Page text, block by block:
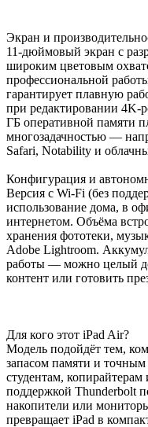
Экран и
11-дюймовый экран с
широким цветовым
профессиональной
гарантирует плавную
при редактировании 4K-
ГБ оперативной памяти
многозадачностью —
Safari, Notability и
Конфигурация и
Версия с Wi-Fi (без
использование дома, в
интернетом. Объёма
хранения фототеки,
Adobe Lightroom.
работы — можно целый
контент или готовить
Для кого этот iPad Air?
Модель подойдёт тем,
запасом памяти и
студентам,
поддержкой Thunderbolt
накопители или
превращает iPad в